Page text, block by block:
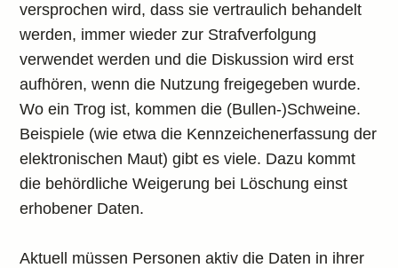
versprochen wird, dass sie vertraulich behandelt
werden, immer wieder zur Strafverfolgung
verwendet werden und die Diskussion wird erst
aufhören, wenn die Nutzung freigegeben wurde.
Wo ein Trog ist, kommen die (Bullen-)Schweine.
Beispiele (wie etwa die Kennzeichenerfassung der
elektronischen Maut) gibt es viele. Dazu kommt
die behördliche Weigerung bei Löschung einst
erhobener Daten.
Aktuell müssen Personen aktiv die Daten in ihrer